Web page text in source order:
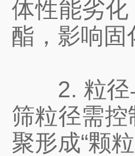
体性能劣
酯，影响固
2. 粒径与
筛粒径需
聚形成“颗